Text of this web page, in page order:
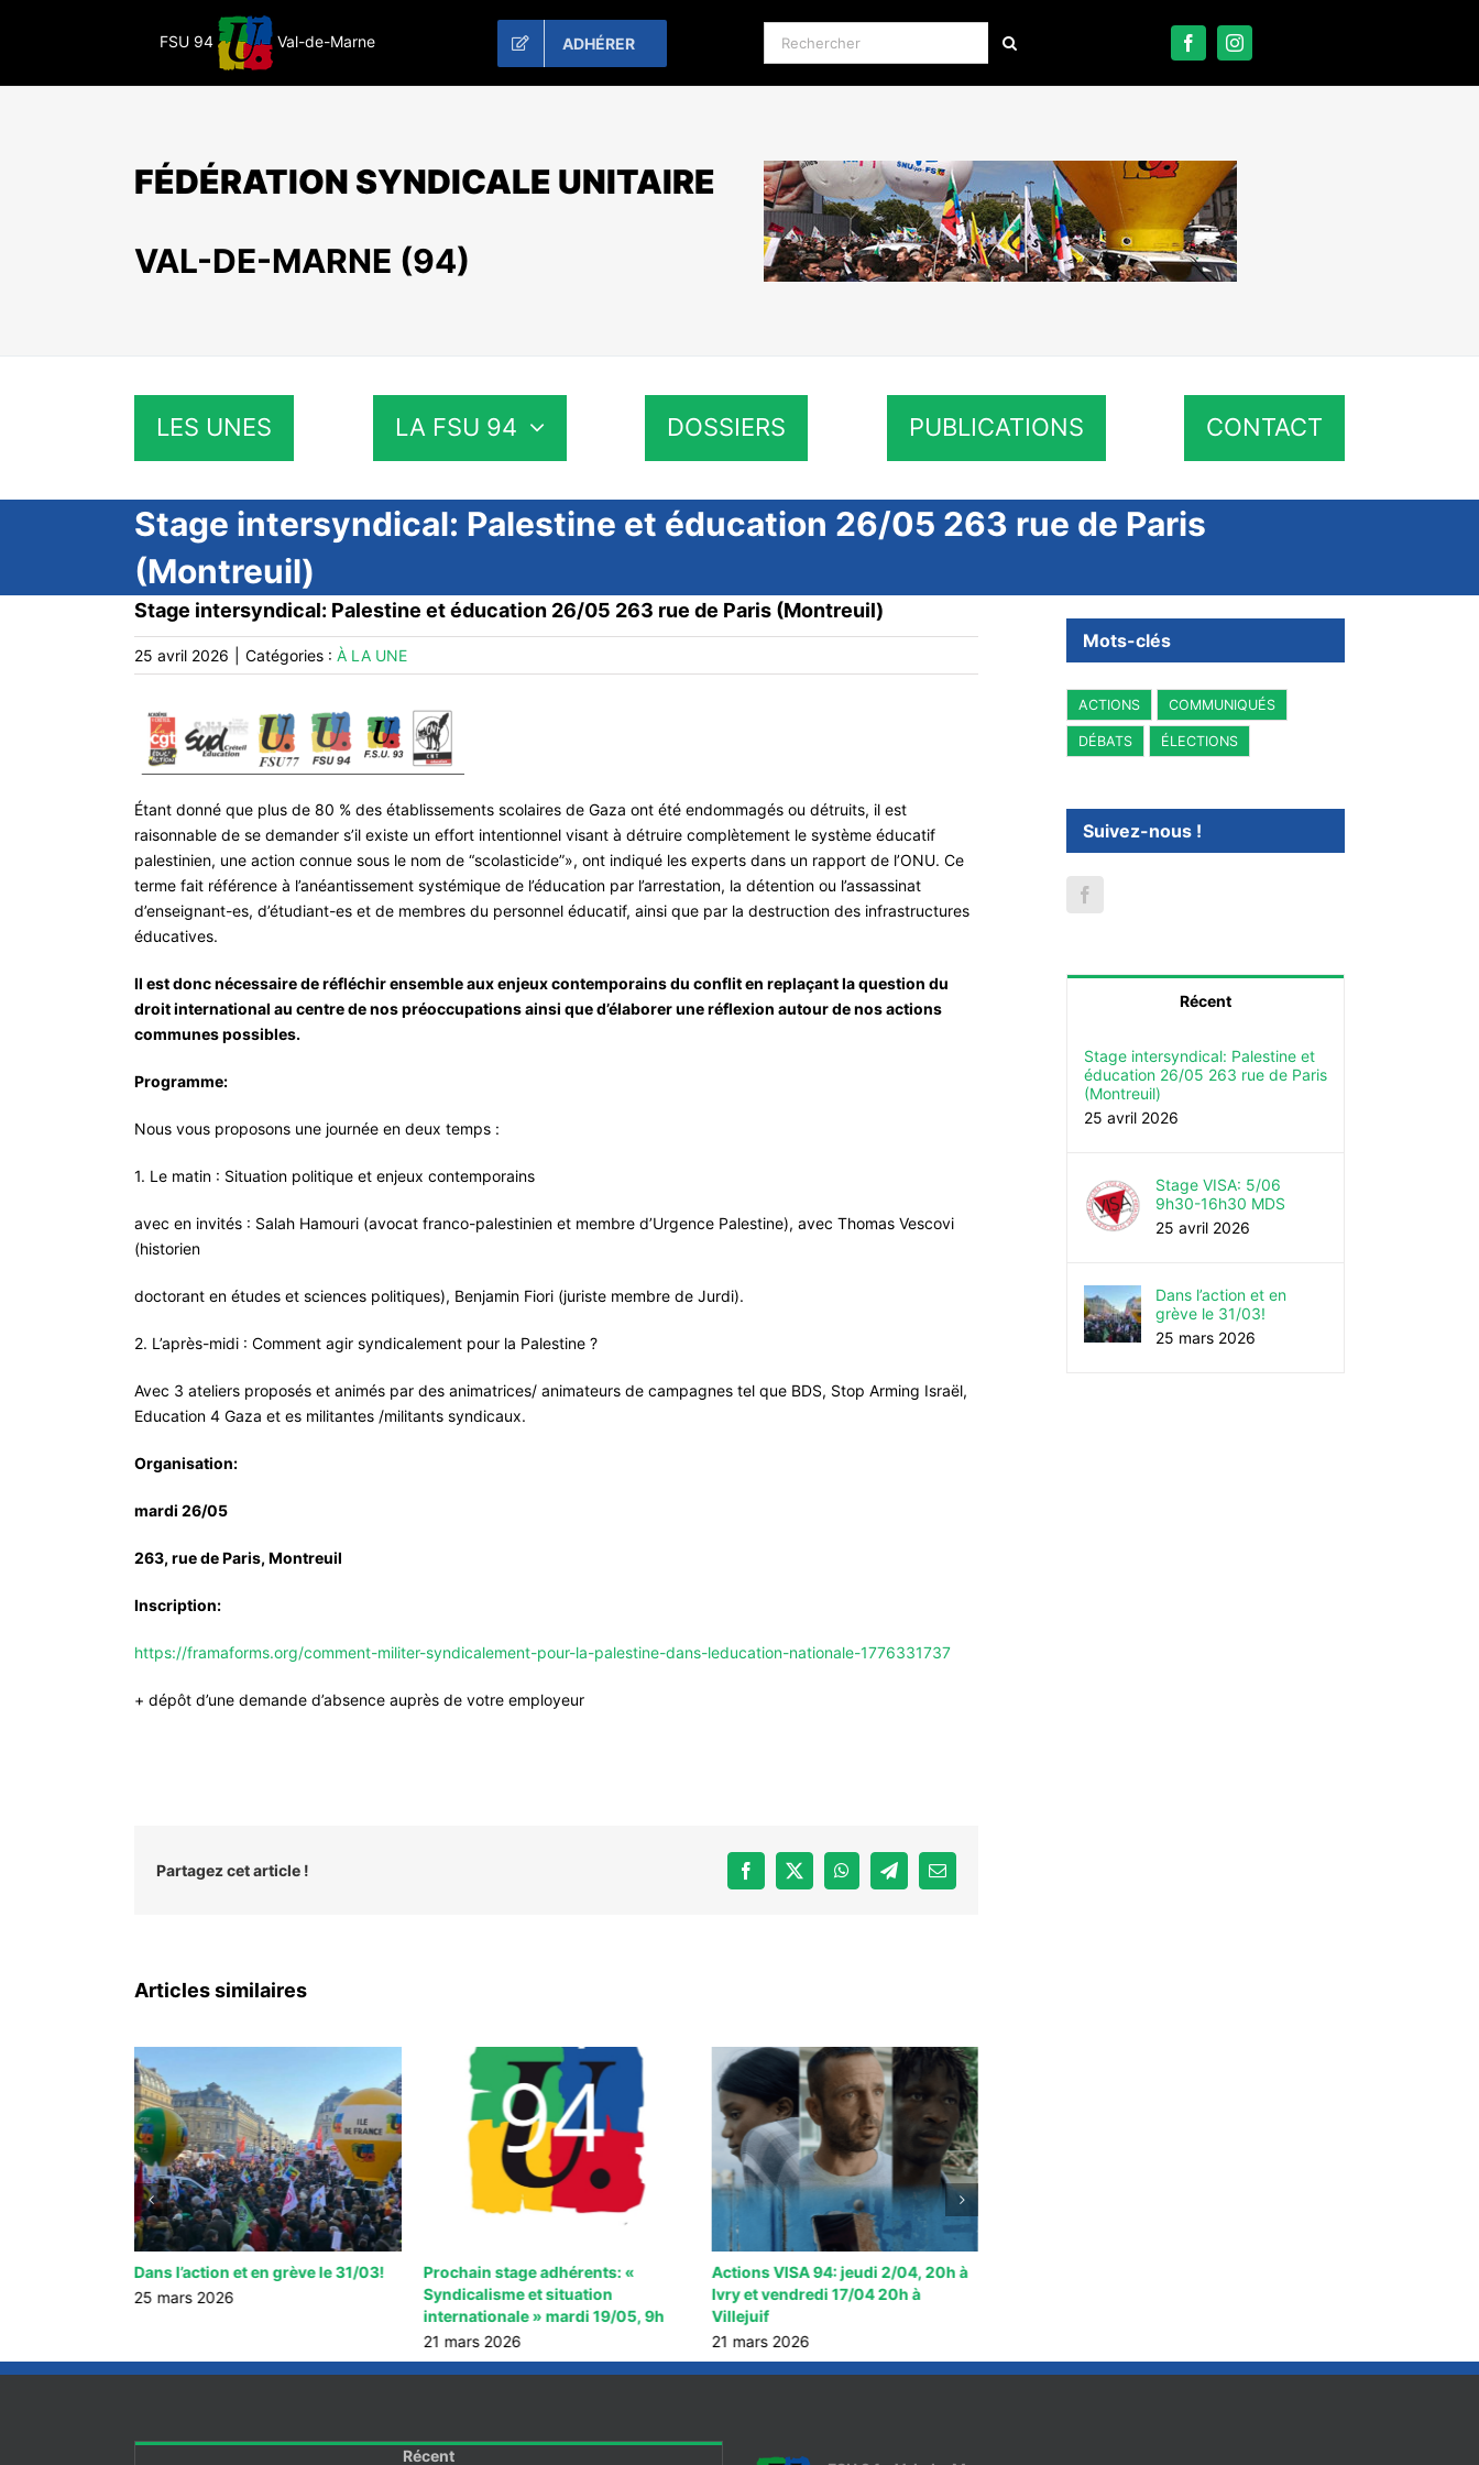
FSU 94 Val-de-Marne ADHÉRER Rechercher:
FÉDÉRATION SYNDICALE UNITAIRE
VAL-DE-MARNE (94)
LES UNES LA FSU 94 DOSSIERS PUBLICATIONS CONTACT
Stage intersyndical: Palestine et éducation 26/05 263 rue de Paris
(Montreuil)
Stage intersyndical: Palestine et éducation 26/05 263 rue de Paris (Montreuil)
25 avril 2026 Catégories : À LA UNE
Étant donné que plus de 80 % des établissements scolaires de Gaza ont été endommagés ou détruits, il est
raisonnable de se demander s’il existe un effort intentionnel visant à détruire complètement le système éducatif
palestinien, une action connue sous le nom de “scolasticide”», ont indiqué les experts dans un rapport de l’ONU. Ce
terme fait référence à l’anéantissement systémique de l’éducation par l’arrestation, la détention ou l’assassinat
d’enseignant-es, d’étudiant-es et de membres du personnel éducatif, ainsi que par la destruction des infrastructures
éducatives.
Il est donc nécessaire de réfléchir ensemble aux enjeux contemporains du conflit en replaçant la question du
droit international au centre de nos préoccupations ainsi que d’élaborer une réflexion autour de nos actions
communes possibles.
Programme:
Nous vous proposons une journée en deux temps :
1. Le matin : Situation politique et enjeux contemporains
avec en invités : Salah Hamouri (avocat franco-palestinien et membre d’Urgence Palestine), avec Thomas Vescovi
(historien
doctorant en études et sciences politiques), Benjamin Fiori (juriste membre de Jurdi).
2. L’après-midi : Comment agir syndicalement pour la Palestine ?
Avec 3 ateliers proposés et animés par des animatrices/ animateurs de campagnes tel que BDS, Stop Arming Israël,
Education 4 Gaza et es militantes /militants syndicaux.
Organisation:
mardi 26/05
263, rue de Paris, Montreuil
Inscription:
https://framaforms.org/comment-militer-syndicalement-pour-la-palestine-dans-leducation-nationale-1776331737
+ dépôt d’une demande d’absence auprès de votre employeur
Partagez cet article ! Facebook
X WhatsAppTelegramEmail
Articles similaires
Dans l’action et en grève le 31/03!
25 mars 2026
Prochain stage adhérents: «
Syndicalisme et situation
internationale » mardi 19/05, 9h
21 mars 2026
Actions VISA 94: jeudi 2/04, 20h à
Ivry et vendredi 17/04 20h à
Villejuif
21 mars 2026
Mots-clés
ACTIONS COMMUNIQUÉS
DÉBATS ÉLECTIONS
Suivez-nous !
Récent
Stage intersyndical: Palestine et
éducation 26/05 263 rue de Paris
(Montreuil)
25 avril 2026
Stage VISA: 5/06
9h30-16h30 MDS
25 avril 2026
Dans l’action et en
grève le 31/03!
25 mars 2026
Récent